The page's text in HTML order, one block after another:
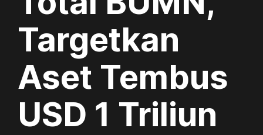
Targetkan
Aset Tembus
USD 1 Triliun